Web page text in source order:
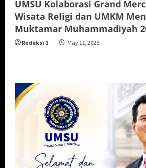
UMSU Kolaborasi Grand
Wisata Religi dan UMKM
Muktamar Muhammadiyah
Redaksi 1 May 11, 2026